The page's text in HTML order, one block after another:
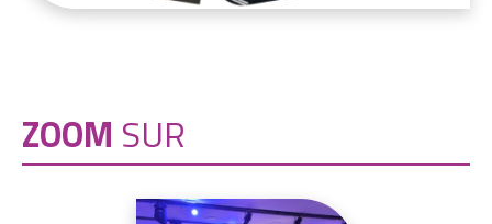
ZOOM SUR